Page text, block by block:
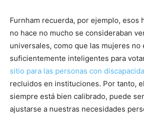
Furnham recuerda, por ejemplo, esos
no hace no mucho se consideraban
universales, como que las mujeres no
suficientemente inteligentes para
sitio para las personas con
recluidos en instituciones. Por tanto,
siempre está bien calibrado, puede
ajustarse a nuestras necesidades